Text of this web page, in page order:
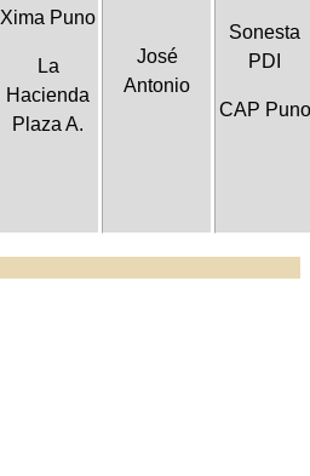
Xima Puno
La
Hacienda
Plaza A.
José
Antonio
Sonesta
PDI
CAP Puno